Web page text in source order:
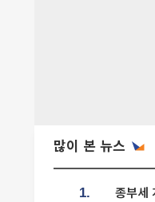
많이 본 뉴스
1. 종부세